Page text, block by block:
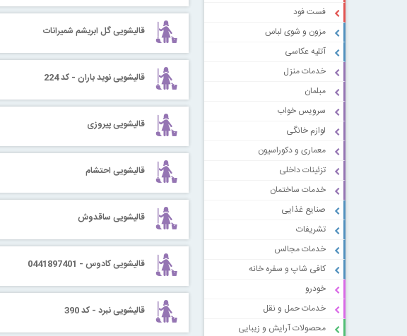
فست فود
مزون و شوی لباس
آتلیه عکاسی
خدمات منزل
مبلمان
سرویس خواب
لوازم خانگی
معماری و دکوراسیون
تزئینات داخلی
خدمات ساختمان
صنایع غذایی
تشریفات
خدمات مجالس
کافی شاپ و سفره خانه
خودرو
خدمات حمل و نقل
محصولات آرایش و زیبایی
قالیشویی گل ابریشم شمیرانات
قالیشویی نوید باران - کد 224
قالیشویی پیروزی
قالیشویی احتشام
قالیشویی ساقدوش
قالیشویی کادوس - 0441897401
قالیشویی نبرد - کد 390